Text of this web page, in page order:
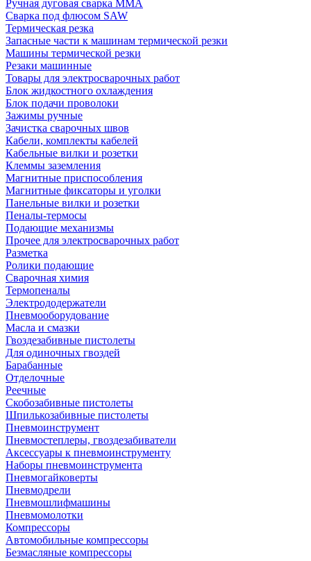
Ручная дуговая сварка MMA
Сварка под флюсом SAW
Термическая резка
Запасные части к машинам термической резки
Машины термической резки
Резаки машинные
Товары для электросварочных работ
Блок жидкостного охлаждения
Блок подачи проволоки
Зажимы ручные
Зачистка сварочных швов
Кабели, комплекты кабелей
Кабельные вилки и розетки
Клеммы заземления
Магнитные приспособления
Магнитные фиксаторы и уголки
Панельные вилки и розетки
Пеналы-термосы
Подающие механизмы
Прочее для электросварочных работ
Разметка
Ролики подающие
Сварочная химия
Термопеналы
Электрододержатели
Пневмооборудование
Масла и смазки
Гвоздезабивные пистолеты
Для одиночных гвоздей
Барабанные
Отделочные
Реечные
Скобозабивные пистолеты
Шпилькозабивные пистолеты
Пневмоинструмент
Пневмостеплеры, гвоздезабиватели
Аксессуары к пневмоинструменту
Наборы пневмоинструмента
Пневмогайковерты
Пневмодрели
Пневмошлифмашины
Пневмомолотки
Компрессоры
Автомобильные компрессоры
Безмасляные компрессоры